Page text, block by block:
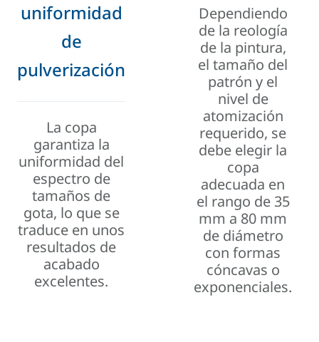
uniformidad
de
pulverización
La copa
garantiza la
uniformidad del
espectro de
tamaños de
gota, lo que se
traduce en unos
resultados de
acabado
excelentes.
Dependiendo
de la reología
de la pintura,
el tamaño del
patrón y el
nivel de
atomización
requerido, se
debe elegir la
copa
adecuada en
el rango de 35
mm a 80 mm
de diámetro
con formas
cóncavas o
exponenciales.